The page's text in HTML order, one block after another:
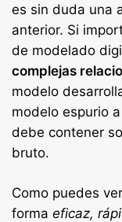
es sin duda una
anterior. Si
de modelado
complejas
modelo
modelo espurio
debe contener
bruto.
Como puedes
forma eficaz,